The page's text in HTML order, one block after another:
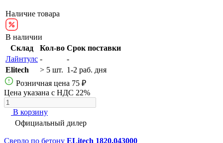
Наличие товара
В наличии
Склад
Кол-во Срок поставки
Лайнтулс -
-
Elitech
> 5 шт. 1-2 раб. дня
Розничная цена 75 ₽
Цена указана с НДС 22%
В корзину
Официальный дилер
Сверло по бетону ELitech 1820.043000